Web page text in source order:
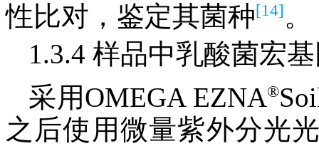
性比对，鉴定其菌种[14] 。
1.3.4 样品中乳酸菌宏
采用OMEGA EZNA®
之后使用微量紫外分光